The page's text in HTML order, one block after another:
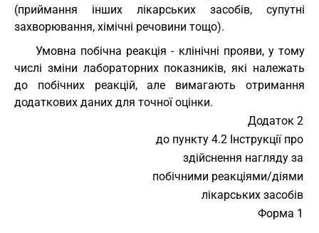
(приймання інших лікарських засобів, супутні
захворювання, хімічні речовини тощо).
Умовна побічна реакція - клінічні прояви, у тому
числі зміни лабораторних показників, які належать
до побічних реакцій, але вимагають отримання
додаткових даних для точної оцінки.
Додаток 2
до пункту 4.2 Інструкції про
здійснення нагляду за
побічними реакціями/діями
лікарських засобів
Форма 1